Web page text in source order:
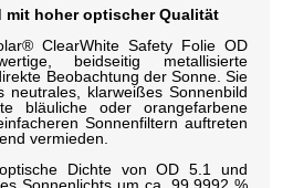
mit hoher optischer Qualität
ClearWhite Safety Folie OD
beidseitig metallisierte
Beobachtung der Sonne. Sie
neutrales, klarweißes Sonnenbild
bläuliche oder orangefarbene
Sonnenfiltern auftreten
vermieden.
Dichte von OD 5.1 und
Sonnenlichts um ca. 99,9992 %